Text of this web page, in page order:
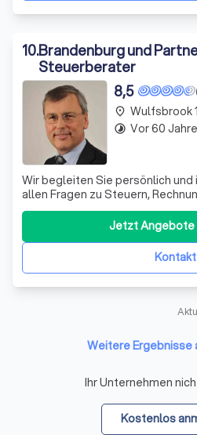
10.Brandenburg und
Steuerberater
8,5
Wir begleiten Sie persönlich und
allen Fragen zu Steuern,
um Ihr Vermögen. Sie stehen
Mitarbeitern im Mittelpunkt. Wir helfen Ihnen weiter, ob
Alleinstehend, Familie,
Kapitalgesellschaft oder Kontakt
Jetzt Angebote
place Wulfsbrook
timelapse Vor 60
Weitere Ergebnisse
Ihr Unternehmen
Kostenlos